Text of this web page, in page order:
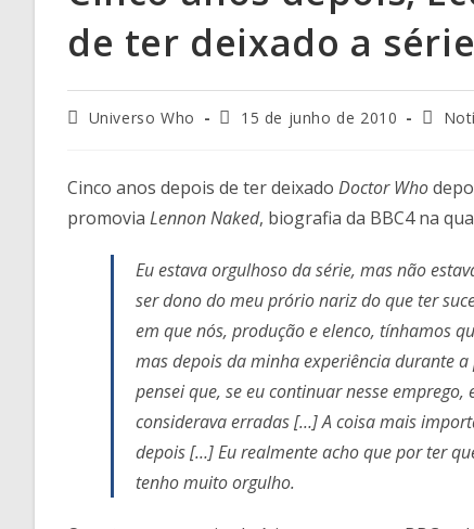
de ter deixado a série
AutorUniverso Who
Post15 de junho de 2010
Cinco anos depois de ter deixado Doctor Who
promovia Lennon Naked, biografia da BBC4 na
Eu estava orgulhoso da série, mas não
ser dono do meu prório nariz do que ter
em que nós, produção e elenco, tínhamos
mas depois da minha experiência durante
pensei que, se eu continuar nesse
considerava erradas […] A coisa mais
depois […] Eu realmente acho que por ter
tenho muito orgulho.